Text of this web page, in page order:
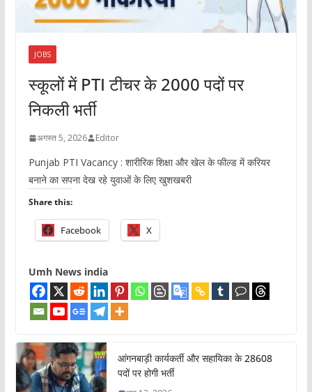
JOBS
स्कूलों में PTI टीचर के 2000 पदों पर
निकली भर्ती
अगस्त 5, 2026 Editor
Punjab PTI Vacancy : शारीरिक शिक्षा और खेल के फील्ड में करियर
बनाने का सपना देख रहे युवाओं के लिए खुशखबरी
Share this:
Facebook X
Umh News india
आंगनबाड़ी कार्यकर्ती और सहायिका के 28608
पदों पर होगी भर्ती